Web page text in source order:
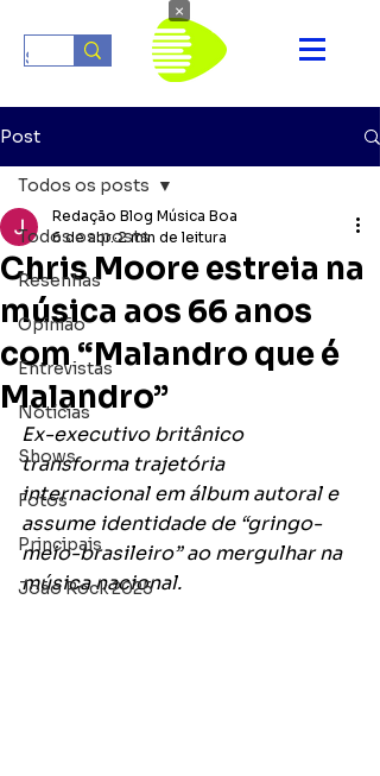
Post
Todos os posts
Resenhas
Opinião
Entrevistas
Notícias
Shows
Fotos
Principais
João Rock 2025
Todos os posts
Chris Moore estreia na
música aos 66 anos
com “Malandro que é
Malandro”
Redação Blog Música Boa
6 de abr. 2 min de leitura
Ex-executivo britânico
transforma trajetória
internacional em álbum autoral e
assume identidade de “gringo-
meio-brasileiro” ao mergulhar na
música nacional.
×